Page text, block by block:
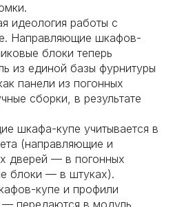
идеология работы с
Направляющие шкафов-
блоки теперь
из единой базы фурнитуры
панели из погонных
сборки, в результате
шкафа-купе учитывается в
(направляющие и
дверей — в погонных
блоки — в штуках).
купе и профили
передаются в модуль